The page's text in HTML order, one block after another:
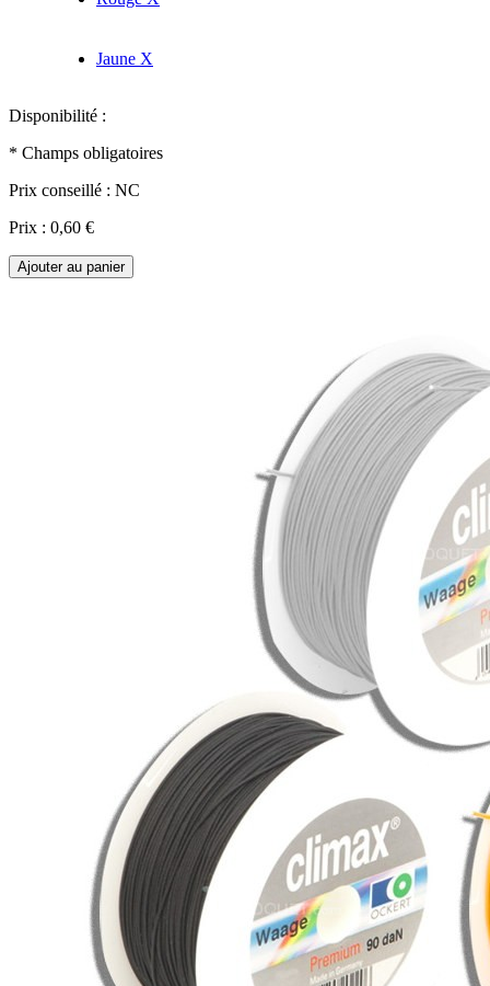
Jaune X
Disponibilité :
* Champs obligatoires
Prix conseillé : NC
Prix : 0,60 €
Ajouter au panier